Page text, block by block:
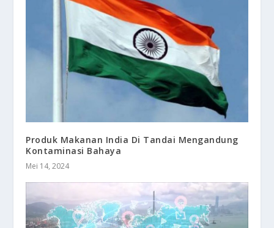
Produk Makanan India Di Tandai Mengandung
Kontaminasi Bahaya
Mei 14, 2024